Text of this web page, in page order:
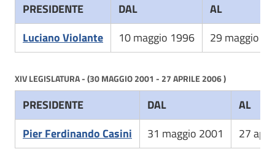
PRESIDENTE DAL
AL
Luciano Violante
10 maggio 1996 29 maggio
XIV LEGISLATURA - (30 MAGGIO 2001 - 27 APRILE 2006 )
PRESIDENTE DAL
AL
Pier Ferdinando Casini
31 maggio 2001 27